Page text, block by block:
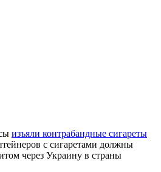
изъяли контрабандные сигареты
с сигаретами должны
через Украину в страны